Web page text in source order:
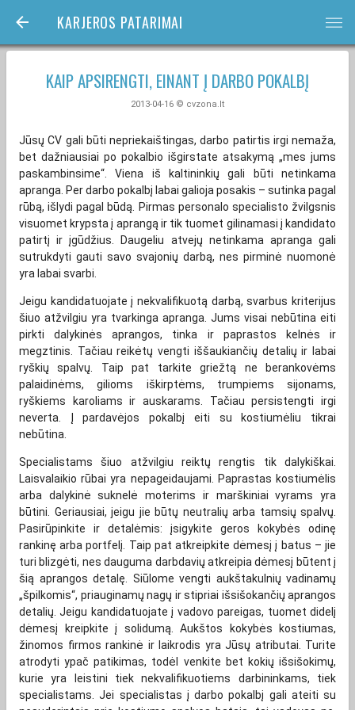
KARJEROS PATARIMAI bars
KAIP APSIRENGTI, EINANT Į DARBO POKALBĮ
2013-04-16 © cvzona.lt
Jūsų CV gali būti nepriekaištingas, darbo patirtis irgi nemaža,
bet dažniausiai po pokalbio išgirstate atsakymą „mes jums
paskambinsime“. Viena iš kaltininkių gali būti netinkama
apranga. Per darbo pokalbį labai galioja posakis – sutinka pagal
rūbą, išlydi pagal būdą. Pirmas personalo specialisto žvilgsnis
visuomet krypsta į aprangą ir tik tuomet gilinamasi į kandidato
patirtį ir įgūdžius. Daugeliu atvejų netinkama apranga gali
sutrukdyti gauti savo svajonių darbą, nes pirminė nuomonė
yra labai svarbi.
Jeigu kandidatuojate į nekvalifikuotą darbą, svarbus kriterijus
šiuo atžvilgiu yra tvarkinga apranga. Jums visai nebūtina eiti
pirkti dalykinės aprangos, tinka ir paprastos kelnės ir
megztinis. Tačiau reikėtų vengti iššaukiančių detalių ir labai
ryškių spalvų. Taip pat tarkite griežtą ne berankovėms
palaidinėms, gilioms iškirptėms, trumpiems sijonams,
ryškiems karoliams ir auskarams. Tačiau persistengti irgi
neverta. Į pardavėjos pokalbį eiti su kostiumėliu tikrai
nebūtina.
Specialistams šiuo atžvilgiu reiktų rengtis tik dalykiškai.
Laisvalaikio rūbai yra nepageidaujami. Paprastas kostiumėlis
arba dalykinė suknelė moterims ir marškiniai vyrams yra
būtini. Geriausiai, jeigu jie būtų neutralių arba tamsių spalvų.
Pasirūpinkite ir detalėmis: įsigykite geros kokybės odinę
rankinę arba portfelį. Taip pat atkreipkite dėmesį į batus – jie
turi blizgėti, nes dauguma darbdavių atkreipia dėmesį būtent į
šią aprangos detalę. Siūlome vengti aukštakulnių vadinamų
„špilkomis“, priauginamų nagų ir stipriai išsišokančių aprangos
detalių. Jeigu kandidatuojate į vadovo pareigas, tuomet didelį
dėmesį kreipkite į solidumą. Aukštos kokybės kostiumas,
žinomos firmos rankinė ir laikrodis yra Jūsų atributai. Turite
atrodyti ypač patikimas, todėl venkite bet kokių išsišokimų,
kurie yra leistini tiek nekvalifikuotiems darbininkams, tiek
specialistams. Jei specialistas į darbo pokalbį gali ateiti su